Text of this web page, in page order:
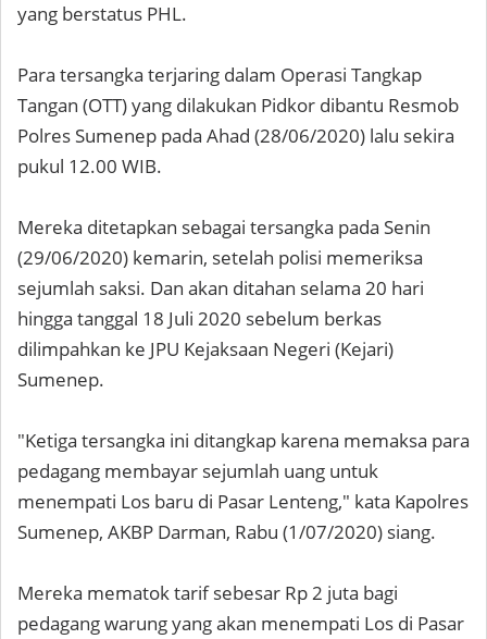
yang berstatus PHL.
Para tersangka terjaring dalam Operasi Tangkap
Tangan (OTT) yang dilakukan Pidkor dibantu Resmob
Polres Sumenep pada Ahad (28/06/2020) lalu sekira
pukul 12.00 WIB.
Mereka ditetapkan sebagai tersangka pada Senin
(29/06/2020) kemarin, setelah polisi memeriksa
sejumlah saksi. Dan akan ditahan selama 20 hari
hingga tanggal 18 Juli 2020 sebelum berkas
dilimpahkan ke JPU Kejaksaan Negeri (Kejari)
Sumenep.
"Ketiga tersangka ini ditangkap karena memaksa para
pedagang membayar sejumlah uang untuk
menempati Los baru di Pasar Lenteng," kata Kapolres
Sumenep, AKBP Darman, Rabu (1/07/2020) siang.
Mereka mematok tarif sebesar Rp 2 juta bagi
pedagang warung yang akan menempati Los di Pasar